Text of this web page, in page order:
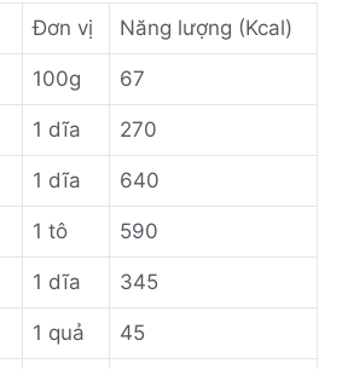
Đơn vị Năng lượng (Kcal)
100g 67
1 dĩa 270
1 dĩa 640
1 tô 590
1 dĩa 345
1 quả 45